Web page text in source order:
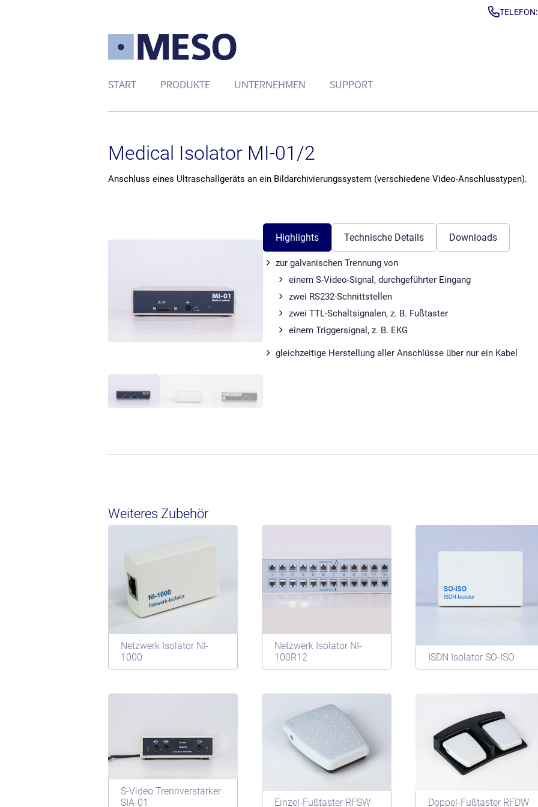
START PRODUKTE UNTERNEHMEN SUPPORT
Medical Isolator MI-01/2
Anschluss eines Ultraschallgeräts an ein Bildarchivierungssystem (verschiedene Video-Anschlusstypen).
Highlights Technische Details Downloads
zur galvanischen Trennung von
einem S-Video-Signal, durchgeführter Eingang
zwei RS232-Schnittstellen
zwei TTL-Schaltsignalen, z. B. Fußtaster
einem Triggersignal, z. B. EKG
gleichzeitige Herstellung aller Anschlüsse über nur ein Kabel
Anschlüsse
25-polig, Sub-D
(Anschlusskabel nicht im
Stromversorgung
100 bis 115 V / 60 Hz für Japan und
Leistungsaufnahme
max. 10 VA
Weiteres Zubehör
Netzwerk Isolator NI-
1000
Netzwerk Isolator NI-
100R12
ISDN Isolator SO-ISO
S-Video Trennverstärker
SIA-01
Einzel-Fußtaster RFSW Doppel-Fußtaster RFDW